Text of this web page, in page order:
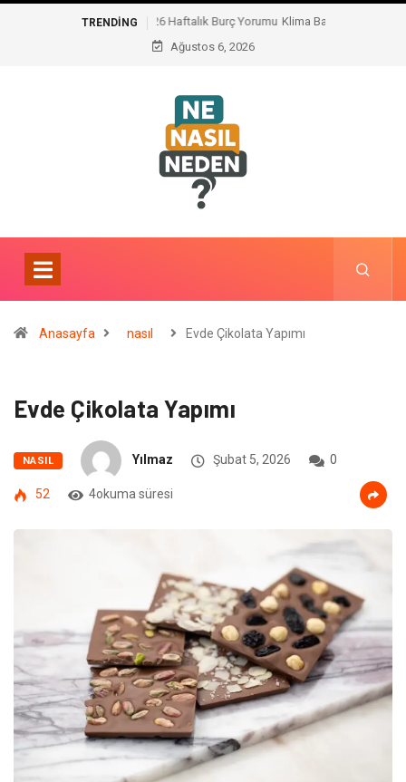
TRENDING
Klima Bakımının Önemi Nedir ?
Ağustos 6, 2026
Anasayfa nasıl Evde Çikolata Yapımı
Evde Çikolata Yapımı
NASIL Yılmaz Şubat 5, 2026 0
52 4okuma süresi